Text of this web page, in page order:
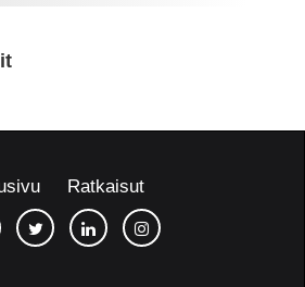
Ratkaisut